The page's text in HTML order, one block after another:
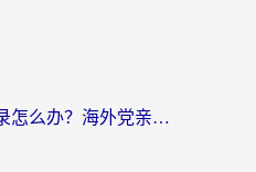
12123在境外不能登录怎么办？海外党亲测有效的回国加速方案